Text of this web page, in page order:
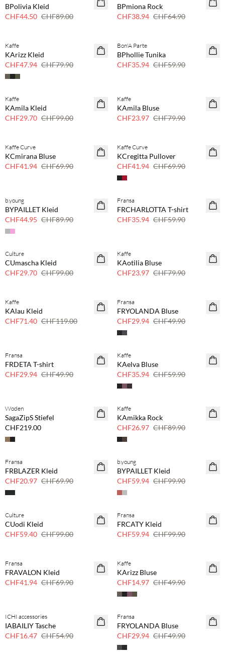
BPolivia Kleid
CHF44.50 CHF89.00
BPmiona Rock
CHF38.94 CHF64.90
40 % Rabatt
Kaffe
KArizz Kleid
CHF47.94 CHF79.90
40 % Rabatt
Bon'A Parte
BPhollie Tunika
CHF35.94 CHF59.90
70 % Rabatt
Kaffe
KAmila Kleid
CHF29.70 CHF99.00
70 % Rabatt
Kaffe
KAmila Bluse
CHF23.97 CHF79.90
40 % Rabatt
Kaffe Curve
KCmirana Bluse
CHF41.94 CHF69.90
40 % Rabatt
Kaffe Curve
KCregitta Pullover
CHF41.94 CHF69.90
50 % Rabatt
b.young
BYPAILLET Kleid
CHF44.95 CHF89.90
40 % Rabatt
Fransa
FRCHARLOTTA T-shirt
CHF35.94 CHF59.90
70 % Rabatt
Culture
CUmascha Kleid
CHF29.70 CHF99.00
70 % Rabatt
Kaffe
KAotilia Bluse
CHF23.97 CHF79.90
40 % Rabatt
Kaffe
KAlau Kleid
CHF71.40 CHF119.00
40 % Rabatt
Fransa
FRYOLANDA Bluse
CHF29.94 CHF49.90
40 % Rabatt
Fransa
FRDETA T-shirt
CHF29.94 CHF49.90
40 % Rabatt
Kaffe
KAelva Bluse
CHF35.94 CHF59.90
Woden
SagaZipS Stiefel
CHF219.00
70 % Rabatt
Kaffe
KAmikka Rock
CHF26.97 CHF89.90
70 % Rabatt
Fransa
FRBLAZER Kleid
CHF20.97 CHF69.90
40 % Rabatt
b.young
BYPAILLET Kleid
CHF59.94 CHF99.90
40 % Rabatt
Culture
CUodi Kleid
CHF59.40 CHF99.00
40 % Rabatt
Fransa
FRCATY Kleid
CHF59.94 CHF99.90
40 % Rabatt
Fransa
FRAVALON Kleid
CHF41.94 CHF69.90
70 % Rabatt
Kaffe
KArizz Bluse
CHF14.97 CHF49.90
70 % Rabatt
ICHI accessories
IABAILIY Tasche
CHF16.47 CHF54.90
40 % Rabatt
Fransa
FRYOLANDA Bluse
CHF29.94 CHF49.90